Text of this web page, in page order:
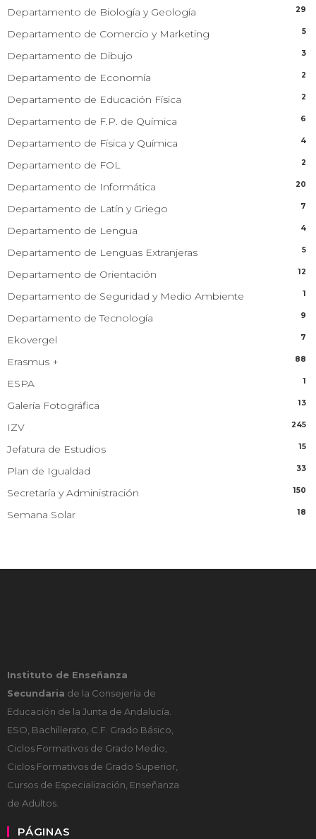
Departamento de Biología y Geología 29
Departamento de Comercio y Marketing 5
Departamento de Dibujo 3
Departamento de Economía 2
Departamento de Educación Física 2
Departamento de F.P. de Química 6
Departamento de Física y Química 4
Departamento de FOL 2
Departamento de Informática 20
Departamento de Latín y Griego 7
Departamento de Lengua 4
Departamento de Lenguas Extranjeras 5
Departamento de Orientación 12
Departamento de Seguridad y Medio Ambiente 1
Departamento de Tecnología 9
Ekovergel 7
Erasmus + 88
ESPA 1
Galería Fotográfica 13
IZV 245
Jefatura de Estudios 15
Plan de Igualdad 33
Secretaría y Administración 150
Semana Solar 18
Instituto de Enseñanza
Secundaria de la Consejería de
Educación de la Junta de Andalucía.
ESO, Bachillerato, C.F. Grado Básico,
Ciclos Formativos de Grado Medio,
Ciclos Formativos de Grado Superior,
Cursos de Especialización, Enseñanza
de Adultos.
PÁGINAS